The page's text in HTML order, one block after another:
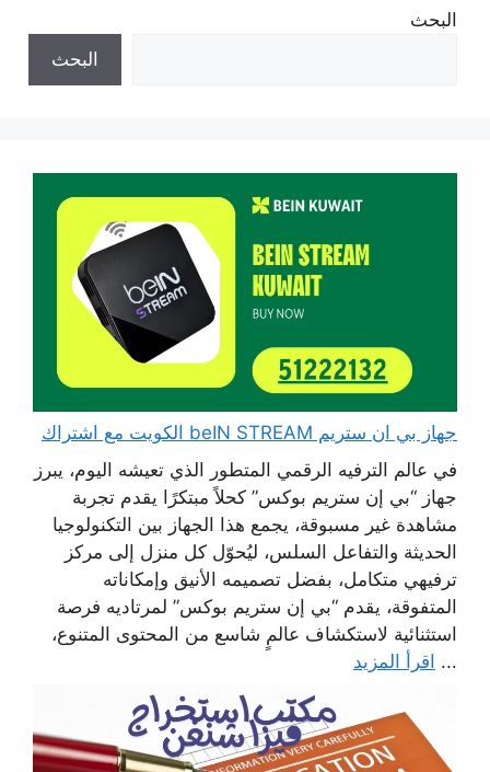
البحث
البحث
جهاز بي ان ستريم beIN STREAM الكويت مع اشتراك
في عالم الترفيه الرقمي المتطور الذي تعيشه اليوم، يبرز
جهاز “بي إن ستريم بوكس” كحلاً مبتكرًا يقدم تجربة
مشاهدة غير مسبوقة، يجمع هذا الجهاز بين التكنولوجيا
الحديثة والتفاعل السلس، ليُحوّل كل منزل إلى مركز
ترفيهي متكامل، بفضل تصميمه الأنيق وإمكاناته
المتفوقة، يقدم “بي إن ستريم بوكس” لمرتاديه فرصة
استثنائية لاستكشاف عالمٍ شاسع من المحتوى المتنوع،
... اقرأ المزيد